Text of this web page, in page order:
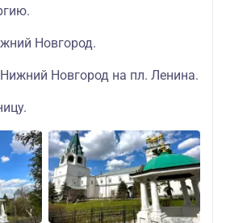
Новгород.
Новгород на пл. Ленина.